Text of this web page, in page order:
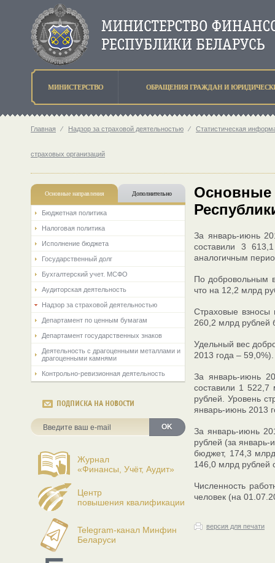
МИНИСТЕРСТВО ОБРАЩЕНИЯ ГРАЖДАН И
Главная ⁄ Надзор за страховой деятельностью ⁄ Статистическая
страховых организаций
Основные направления Дополнительно
Бюджетная политика
Налоговая политика
Исполнение бюджета
Государственный долг
Бухгалтерский учет. МСФО
Аудиторская деятельность
Надзор за страховой деятельностью
Департамент по ценным бумагам
Департамент государственных знаков
Деятельность с драгоценными металлами и
драгоценными камнями
Контрольно-ревизионная деятельность
ПОДПИСКА НА НОВОСТИ
OK
Журнал
«Финансы, Учёт, Аудит»
Центр
повышения квалификации
Telegram-канал Минфин
Беларуси
Основные
За январь-июнь
составили 3
аналогичным
По добровольным
что на 12,2 млрд
Страховые
260,2 млрд рублей
Удельный вес
2013 года – 59,0%).
За январь-июнь
составили 1 522,7
рублей. Уровень
январь-июнь 2013
За январь-июнь
рублей (за
бюджет, 174,3
146,0 млрд рублей
Численность
человек (на
версия для печати